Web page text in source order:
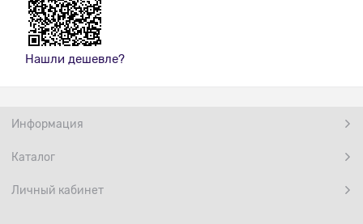
Нашли дешевле?
Информация
Каталог
Личный кабинет